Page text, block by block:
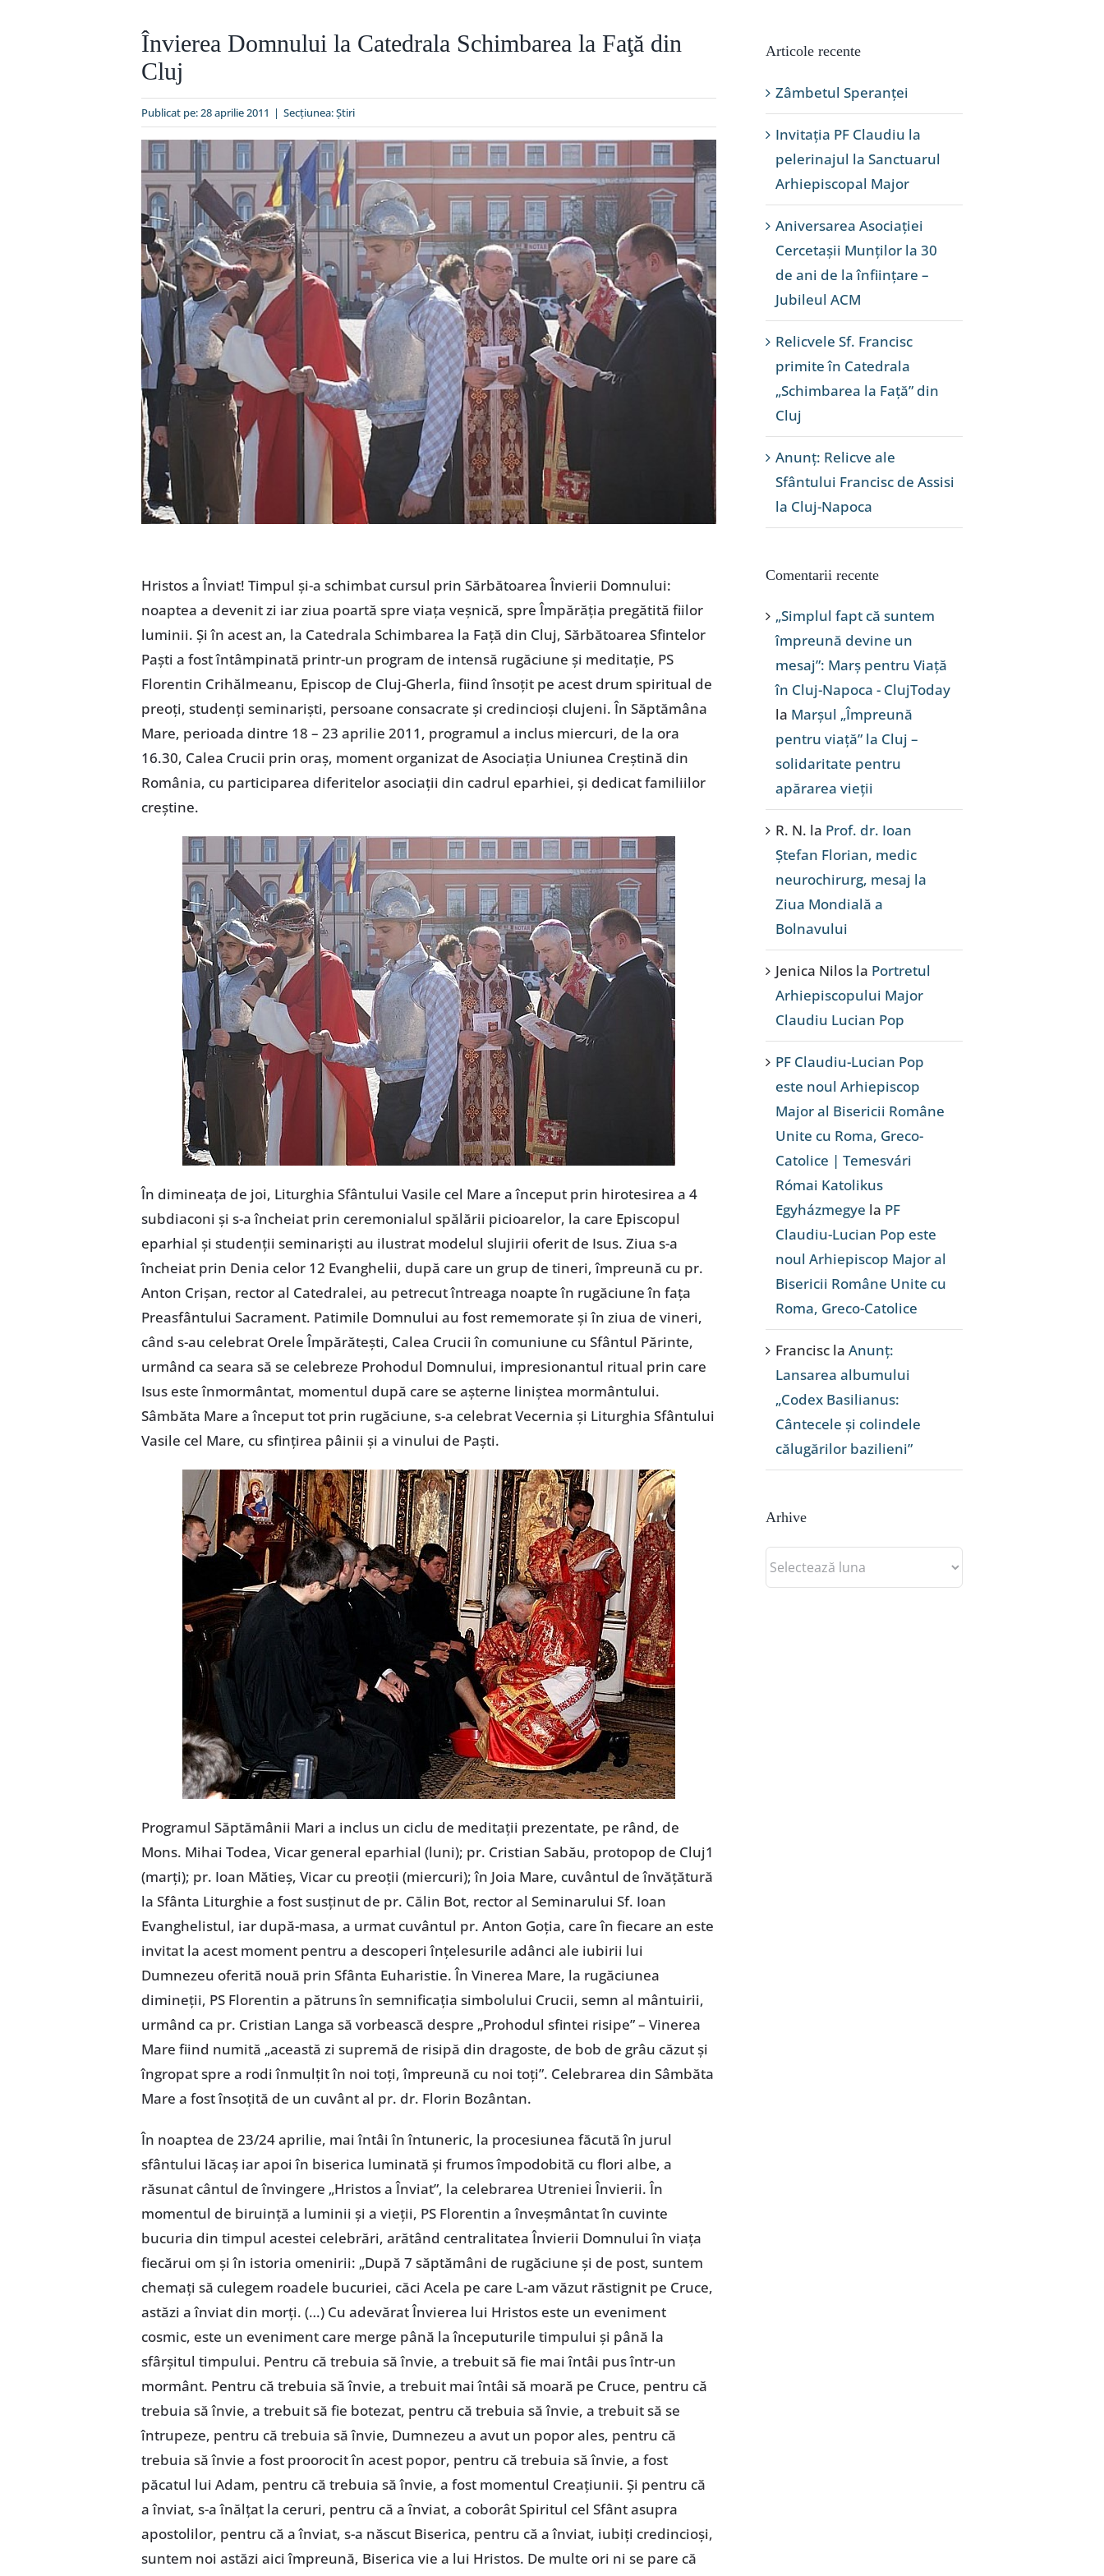
Învierea Domnului la Catedrala Schimbarea la Faţă din
Cluj
Publicat pe: 28 aprilie 2011 | Secțiunea:Ştiri
Hristos a Înviat! Timpul şi-a schimbat cursul prin Sărbătoarea Învierii Domnului:
noaptea a devenit zi iar ziua poartă spre viaţa veşnică, spre Împărăţia pregătită fiilor
luminii. Şi în acest an, la Catedrala Schimbarea la Faţă din Cluj, Sărbătoarea Sfintelor
Paşti a fost întâmpinată printr-un program de intensă rugăciune şi meditaţie, PS
Florentin Crihălmeanu, Episcop de Cluj-Gherla, fiind însoţit pe acest drum spiritual de
preoţi, studenţi seminarişti, persoane consacrate şi credincioşi clujeni. În Săptămâna
Mare, perioada dintre 18 – 23 aprilie 2011, programul a inclus miercuri, de la ora
16.30, Calea Crucii prin oraş, moment organizat de Asociaţia Uniunea Creştină din
România, cu participarea diferitelor asociaţii din cadrul eparhiei, şi dedicat familiilor
creştine.
În dimineaţa de joi, Liturghia Sfântului Vasile cel Mare a început prin hirotesirea a 4
subdiaconi şi s-a încheiat prin ceremonialul spălării picioarelor, la care Episcopul
eparhial şi studenţii seminarişti au ilustrat modelul slujirii oferit de Isus. Ziua s-a
încheiat prin Denia celor 12 Evanghelii, după care un grup de tineri, împreună cu pr.
Anton Crişan, rector al Catedralei, au petrecut întreaga noapte în rugăciune în faţa
Preasfântului Sacrament. Patimile Domnului au fost rememorate şi în ziua de vineri,
când s-au celebrat Orele Împărăteşti, Calea Crucii în comuniune cu Sfântul Părinte,
urmând ca seara să se celebreze Prohodul Domnului, impresionantul ritual prin care
Isus este înmormântat, momentul după care se aşterne liniştea mormântului.
Sâmbăta Mare a început tot prin rugăciune, s-a celebrat Vecernia şi Liturghia Sfântului
Vasile cel Mare, cu sfinţirea pâinii şi a vinului de Paşti.
Programul Săptămânii Mari a inclus un ciclu de meditaţii prezentate, pe rând, de
Mons. Mihai Todea, Vicar general eparhial (luni); pr. Cristian Sabău, protopop de Cluj1
(marţi); pr. Ioan Mătieş, Vicar cu preoţii (miercuri); în Joia Mare, cuvântul de învăţătură
la Sfânta Liturghie a fost susţinut de pr. Călin Bot, rector al Seminarului Sf. Ioan
Evanghelistul, iar după-masa, a urmat cuvântul pr. Anton Goţia, care în fiecare an este
invitat la acest moment pentru a descoperi înţelesurile adânci ale iubirii lui
Dumnezeu oferită nouă prin Sfânta Euharistie. În Vinerea Mare, la rugăciunea
dimineţii, PS Florentin a pătruns în semnificaţia simbolului Crucii, semn al mântuirii,
urmând ca pr. Cristian Langa să vorbească despre „Prohodul sfintei risipe” – Vinerea
Mare fiind numită „această zi supremă de risipă din dragoste, de bob de grâu căzut şi
îngropat spre a rodi înmulţit în noi toţi, împreună cu noi toţi”. Celebrarea din Sâmbăta
Mare a fost însoţită de un cuvânt al pr. dr. Florin Bozântan.
În noaptea de 23/24 aprilie, mai întâi în întuneric, la procesiunea făcută în jurul
sfântului lăcaş iar apoi în biserica luminată şi frumos împodobită cu flori albe, a
răsunat cântul de învingere „Hristos a Înviat”, la celebrarea Utreniei Învierii. În
momentul de biruinţă a luminii şi a vieţii, PS Florentin a înveşmântat în cuvinte
bucuria din timpul acestei celebrări, arătând centralitatea Învierii Domnului în viaţa
fiecărui om şi în istoria omenirii: „După 7 săptămâni de rugăciune şi de post, suntem
chemaţi să culegem roadele bucuriei, căci Acela pe care L-am văzut răstignit pe Cruce,
astăzi a înviat din morţi. (…) Cu adevărat Învierea lui Hristos este un eveniment
cosmic, este un eveniment care merge până la începuturile timpului şi până la
sfârşitul timpului. Pentru că trebuia să învie, a trebuit să fie mai întâi pus într-un
mormânt. Pentru că trebuia să învie, a trebuit mai întâi să moară pe Cruce, pentru că
trebuia să învie, a trebuit să fie botezat, pentru că trebuia să învie, a trebuit să se
întrupeze, pentru că trebuia să învie, Dumnezeu a avut un popor ales, pentru că
trebuia să învie a fost proorocit în acest popor, pentru că trebuia să învie, a fost
păcatul lui Adam, pentru că trebuia să învie, a fost momentul Creaţiunii. Şi pentru că
a înviat, s-a înălţat la ceruri, pentru că a înviat, a coborât Spiritul cel Sfânt asupra
apostolilor, pentru că a înviat, s-a născut Biserica, pentru că a înviat, iubiţi credincioşi,
suntem noi astăzi aici împreună, Biserica vie a lui Hristos. De multe ori ni se pare că
Articole recente
Zâmbetul Speranței
Invitația PF Claudiu la
pelerinajul la Sanctuarul
Arhiepiscopal Major
Aniversarea Asociației
Cercetașii Munților la 30
de ani de la înființare –
Jubileul ACM
Relicvele Sf. Francisc
primite în Catedrala
„Schimbarea la Față” din
Cluj
Anunț: Relicve ale
Sfântului Francisc de Assisi
la Cluj-Napoca
Comentarii recente
„Simplul fapt că suntem
împreună devine un
mesaj”: Marș pentru Viață
în Cluj-Napoca - ClujToday
la Marșul „Împreună
pentru viață” la Cluj –
solidaritate pentru
apărarea vieții
R. N. la Prof. dr. Ioan
Ștefan Florian, medic
neurochirurg, mesaj la
Ziua Mondială a
Bolnavului
Jenica Nilos la Portretul
Arhiepiscopului Major
Claudiu Lucian Pop
PF Claudiu-Lucian Pop
este noul Arhiepiscop
Major al Bisericii Române
Unite cu Roma, Greco-
Catolice | Temesvári
Római Katolikus
Egyházmegye la PF
Claudiu-Lucian Pop este
noul Arhiepiscop Major al
Bisericii Române Unite cu
Roma, Greco-Catolice
Francisc la Anunț:
Lansarea albumului
„Codex Basilianus:
Cântecele și colindele
călugărilor bazilieni”
Arhive
Arhive